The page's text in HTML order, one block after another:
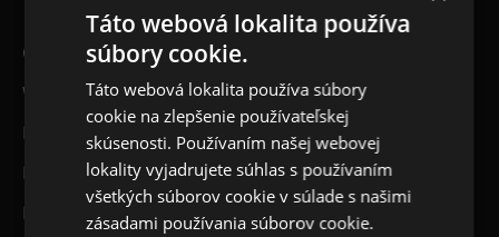
O nás
Workshopy
Blog
Kontakt
Registrácia
Táto webová lokalita používa
súbory cookie.
Táto webová lokalita používa súbory
cookie na zlepšenie používateľskej
skúsenosti. Používaním našej webovej
lokality vyjadrujete súhlas s používaním
všetkých súborov cookie v súlade s našimi
zásadami používania súborov cookie.